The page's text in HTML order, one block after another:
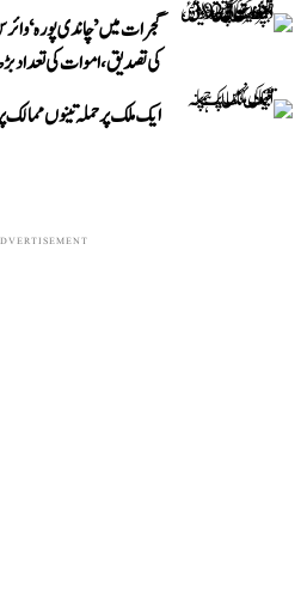
کی تصدیق، اموات کی تعداد بڑھ کر
ایک ملک پر حملہ تینوں